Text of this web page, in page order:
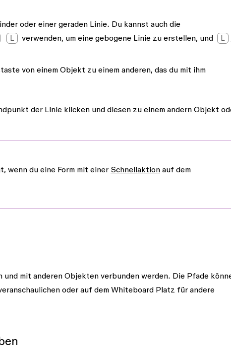
oder einer geraden Linie. Du kannst auch die
L verwenden, um eine gebogene Linie zu erstellen, und L
von einem Objekt zu einem anderen, das du mit ihm
der Linie klicken und diesen zu einem andern Objekt
wenn du eine Form mit einer Schnellaktion auf dem
mit anderen Objekten verbunden werden. Die Pfade
oder auf dem Whiteboard Platz für andere